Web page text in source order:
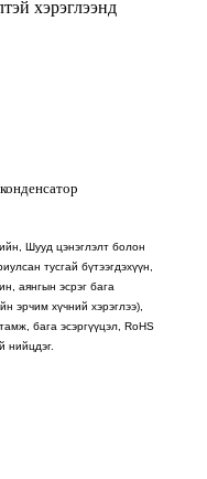
хэрэглээнд
Шууд цэнэглэлт болон
тусгай бүтээгдэхүүн,
аянгын эсрэг бага
эрчим хүчний хэрэглээ),
бага эсэргүүцэл, RoHS
нийцдэг.